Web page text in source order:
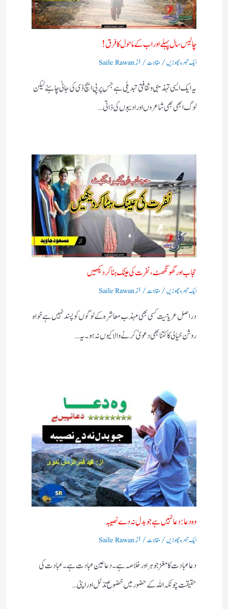
چالیس سال پہلے اور اب کے ماحول کا فرق !
ایک تبصرہ چھوڑیں/مقالات/ ازSaile Rawan
یہ ایک ایسی تہذیبی و ثقافتی تبدیلی ہے جس پر پی ایچ ڈی کی جانی چاہئے لیکن
لوگ ابھی بھی شاعروں اور ادیبوں کی ذاتی…
حجاب اور گھونگھٹ ، نفرت کی عینک ہٹا کر دیکھیں​
ایک تبصرہ چھوڑیں/مقالات/ ازSaile Rawan
دراصل عریانیت کسی بھی مہذب معاشرہ کے لوگوں کو پسند نہیں ہے خواہ
روشن خیالی کا کتنا بھی دعویٰ کرنے والا کیوں نہ ہو ۔یہ…
وہ دعا: دعا نہیں ہے جو بدل نہ دے نصیبہ
ایک تبصرہ چھوڑیں/مقالات/ ازSaile Rawan
دعا عبادت کا مغز جوہر اور خلاصہ ہے۔ دعا عین عبادت ہے ۔ عبادت کی
حقیقت چونکہ اللہ کے حضور میں خضوع تذلل اور اپنی…